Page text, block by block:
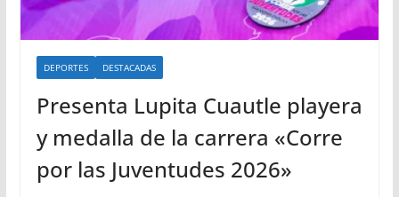
DEPORTES DESTACADAS
Presenta Lupita Cuautle playera
y medalla de la carrera «Corre
por las Juventudes 2026»